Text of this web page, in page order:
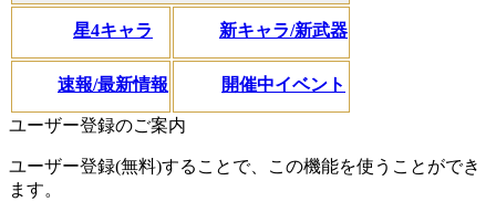
星4キャラ 新キャラ/新武器
速報/最新情報 開催中イベント
ユーザー登録のご案内
ユーザー登録(無料)することで、この機能を使うことができ
ます。